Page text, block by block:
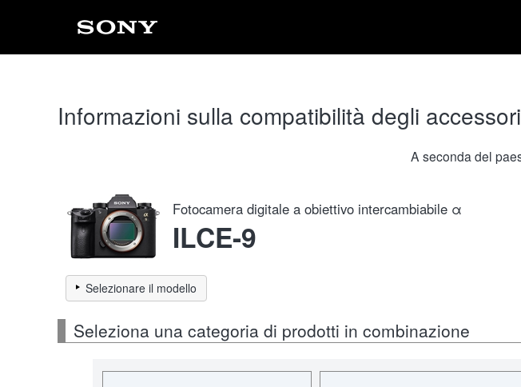
Informazioni sulla compatibilità degli accessori
A seconda del
Fotocamera digitale a obiettivo intercambiabile α
ILCE-9
Selezionare il modello
Seleziona una categoria di prodotti in combinazione